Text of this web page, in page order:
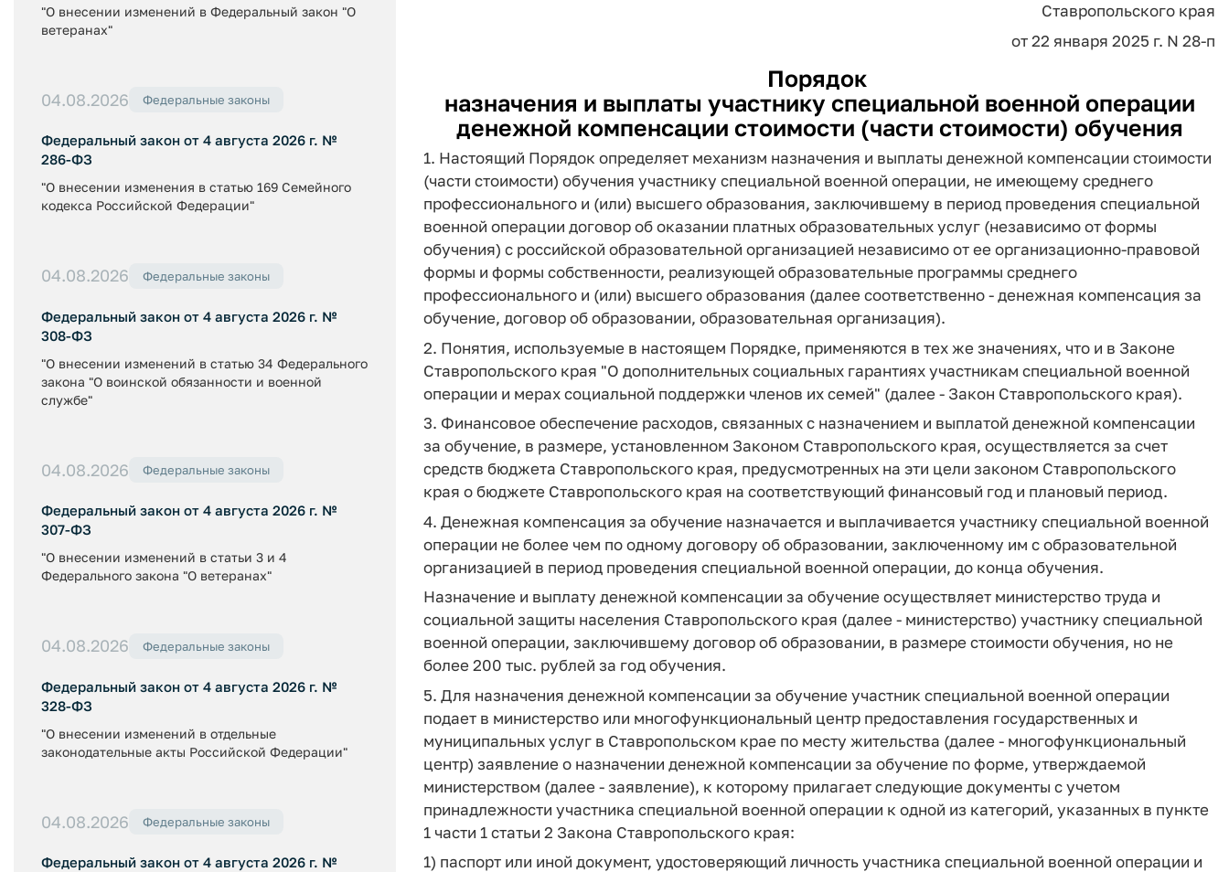
"О внесении изменений в Федеральный закон "О
ветеранах"
04.08.2026 Федеральные законы
Федеральный закон от 4 августа 2026 г. №
286-ФЗ
"О внесении изменения в статью 169 Семейного
кодекса Российской Федерации"
04.08.2026 Федеральные законы
Федеральный закон от 4 августа 2026 г. №
308-ФЗ
"О внесении изменений в статью 34 Федерального
закона "О воинской обязанности и военной
службе"
04.08.2026 Федеральные законы
Федеральный закон от 4 августа 2026 г. №
307-ФЗ
"О внесении изменений в статьи 3 и 4
Федерального закона "О ветеранах"
04.08.2026 Федеральные законы
Федеральный закон от 4 августа 2026 г. №
328-ФЗ
"О внесении изменений в отдельные
законодательные акты Российской Федерации"
04.08.2026 Федеральные законы
Федеральный закон от 4 августа 2026 г. №
Ставропольского края
от 22 января 2025 г. N 28-п
Порядок
назначения и выплаты участнику специальной военной операции
денежной компенсации стоимости (части стоимости) обучения
1. Настоящий Порядок определяет механизм назначения и выплаты денежной компенсации стоимости
(части стоимости) обучения участнику специальной военной операции, не имеющему среднего
профессионального и (или) высшего образования, заключившему в период проведения специальной
военной операции договор об оказании платных образовательных услуг (независимо от формы
обучения) с российской образовательной организацией независимо от ее организационно-правовой
формы и формы собственности, реализующей образовательные программы среднего
профессионального и (или) высшего образования (далее соответственно - денежная компенсация за
обучение, договор об образовании, образовательная организация).
2. Понятия, используемые в настоящем Порядке, применяются в тех же значениях, что и в Законе
Ставропольского края "О дополнительных социальных гарантиях участникам специальной военной
операции и мерах социальной поддержки членов их семей" (далее - Закон Ставропольского края).
3. Финансовое обеспечение расходов, связанных с назначением и выплатой денежной компенсации
за обучение, в размере, установленном Законом Ставропольского края, осуществляется за счет
средств бюджета Ставропольского края, предусмотренных на эти цели законом Ставропольского
края о бюджете Ставропольского края на соответствующий финансовый год и плановый период.
4. Денежная компенсация за обучение назначается и выплачивается участнику специальной военной
операции не более чем по одному договору об образовании, заключенному им с образовательной
организацией в период проведения специальной военной операции, до конца обучения.
Назначение и выплату денежной компенсации за обучение осуществляет министерство труда и
социальной защиты населения Ставропольского края (далее - министерство) участнику специальной
военной операции, заключившему договор об образовании, в размере стоимости обучения, но не
более 200 тыс. рублей за год обучения.
5. Для назначения денежной компенсации за обучение участник специальной военной операции
подает в министерство или многофункциональный центр предоставления государственных и
муниципальных услуг в Ставропольском крае по месту жительства (далее - многофункциональный
центр) заявление о назначении денежной компенсации за обучение по форме, утверждаемой
министерством (далее - заявление), к которому прилагает следующие документы с учетом
принадлежности участника специальной военной операции к одной из категорий, указанных в пункте
1 части 1 статьи 2 Закона Ставропольского края:
1) паспорт или иной документ, удостоверяющий личность участника специальной военной операции и